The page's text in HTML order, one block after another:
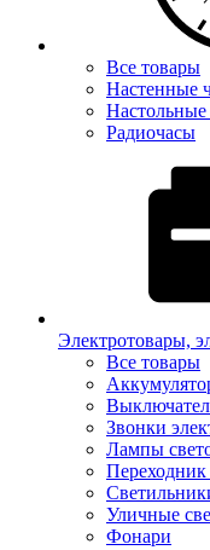
Все товары
Настенные
Радиочасы
Электротовары,
Все товары
Звонки
Лампы
Переходник
Уличные
Фонари